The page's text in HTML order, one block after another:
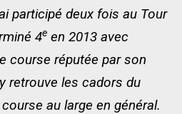
participé deux fois au Tour
4e en 2013 avec
course réputée par son
retrouve les cadors du
au large en général.